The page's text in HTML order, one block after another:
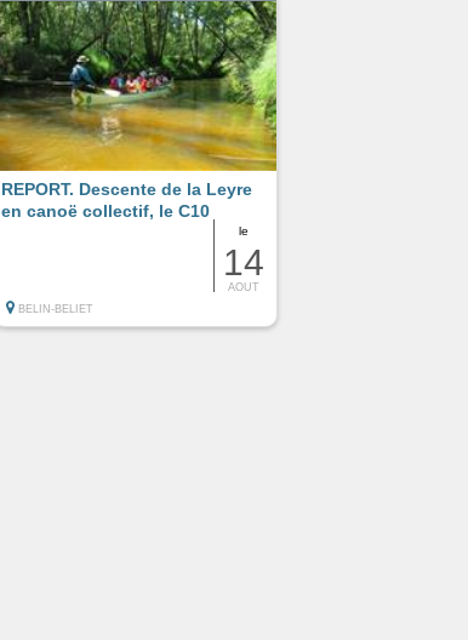
le
14
AOUT
REPORT. Descente de la Leyre
en canoë collectif, le C10
BELIN-BELIET